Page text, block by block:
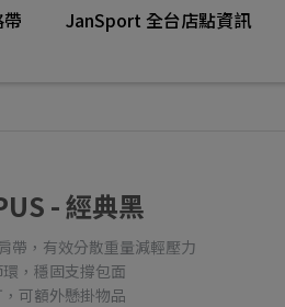
JanSport 全台店點資訊
- 經典黑
帶，有效分散重量減輕壓力
，穩固支撐包面
可額外懸掛物品